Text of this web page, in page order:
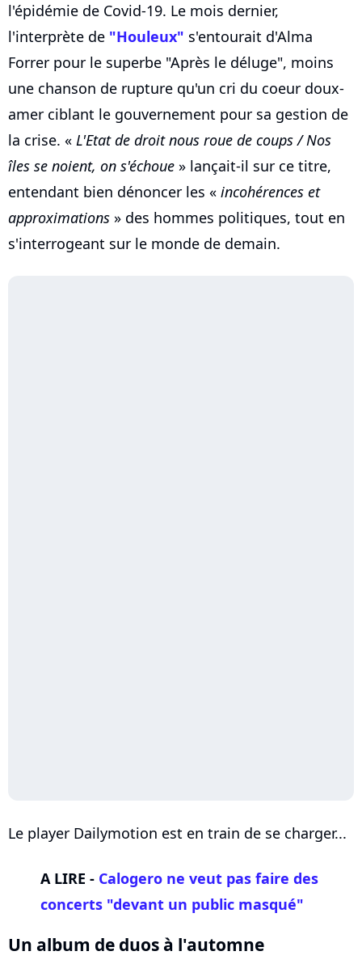
l'épidémie de Covid-19. Le mois dernier,
l'interprète de "Houleux" s'entourait d'Alma
Forrer pour le superbe "Après le déluge", moins
une chanson de rupture qu'un cri du coeur doux-
amer ciblant le gouvernement pour sa gestion de
la crise. « L'Etat de droit nous roue de coups / Nos
îles se noient, on s'échoue » lançait-il sur ce titre,
entendant bien dénoncer les « incohérences et
approximations » des hommes politiques, tout en
s'interrogeant sur le monde de demain.
Le player Dailymotion est en train de se charger...
A LIRE - Calogero ne veut pas faire des
concerts "devant un public masqué"
Un album de duos à l'automne